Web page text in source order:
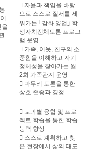
을
󰌛 자율과 책임을 바탕
으로 스스로 질서를 세
워가는 ｢감화 양업｣ 학
생자치전체토론 프로그
램 운영
󰌛 가족, 이웃, 친구의 소
중함을 이해하고 자기
정체성을 찾아가는 월
2회 가족관계 운영
󰌛 마무리 토론을 통한
상호 존중과 경청
󰌛 교과별 융합 및 프로
젝트 학습을 통한 학습
능력 향상
󰌛 스스로 계획하고 찾
은 현장에서 삶의 태도